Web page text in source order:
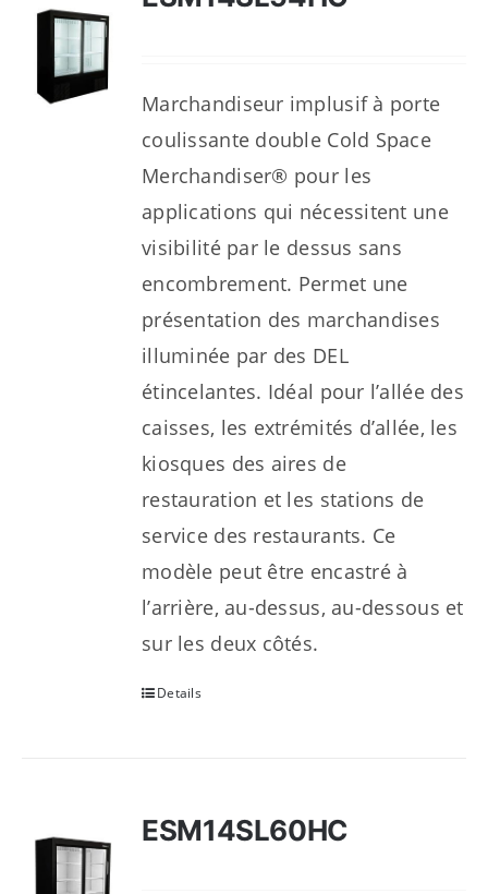
Marchandiseur implusif à porte
coulissante double Cold Space
Merchandiser® pour les
applications qui nécessitent une
visibilité par le dessus sans
encombrement. Permet une
présentation des marchandises
illuminée par des DEL
étincelantes. Idéal pour l’allée des
caisses, les extrémités d’allée, les
kiosques des aires de
restauration et les stations de
service des restaurants. Ce
modèle peut être encastré à
l’arrière, au-dessus, au-dessous et
sur les deux côtés.
Details
ESM14SL60HC